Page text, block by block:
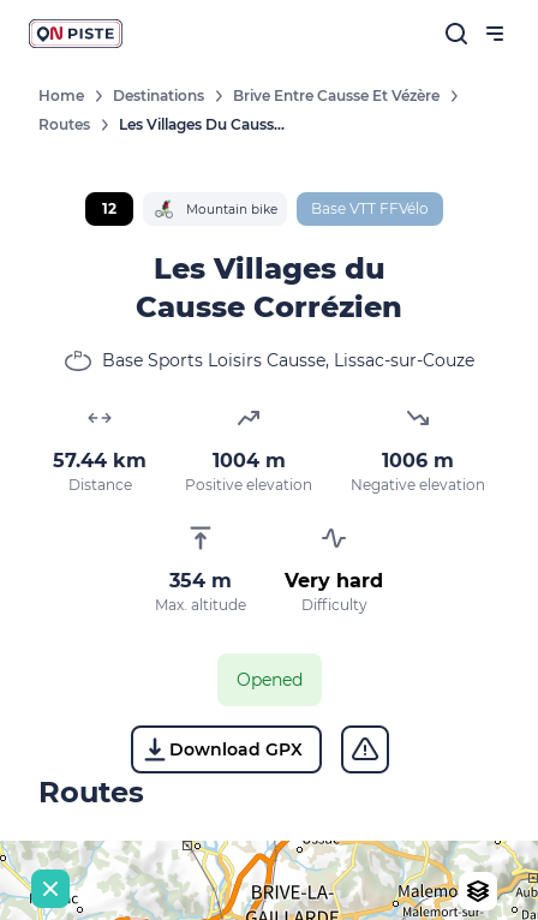
Home Destinations
Brive Entre Causse Et Vézère
Routes
Les Villages Du Causse Corrézien
12 Mountain bike Base VTT FFVélo
Les Villages du
Causse Corrézien
Base Sports Loisirs Causse, Lissac-sur-Couze
57.44 km
Distance
1004 m
Positive elevation
1006 m
Negative elevation
354 m
Max. altitude
Very hard
Difficulty
Opened
Download GPX
Routes